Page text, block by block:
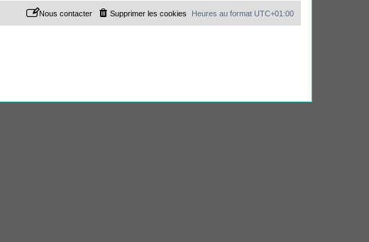
Heures au format UTC+01:00
Supprimer les cookies
Nous contacter